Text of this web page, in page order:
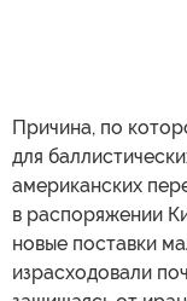
Причина, по
для
американских
в распоряжении
новые поставки
израсходовали